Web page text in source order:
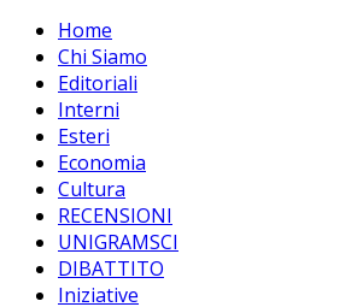
Home
Chi Siamo
Editoriali
Interni
Esteri
Economia
Cultura
RECENSIONI
UNIGRAMSCI
DIBATTITO
Iniziative